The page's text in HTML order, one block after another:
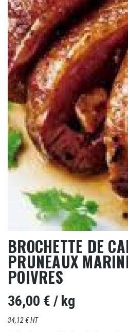
BROCHETTE DE
PRUNEAUX
POIVRES
36,00 € / kg
34,12 € HT